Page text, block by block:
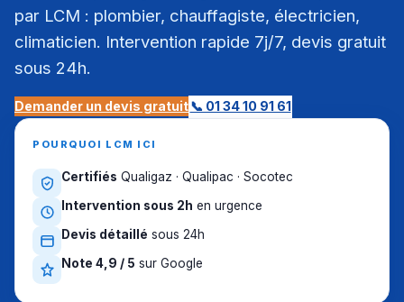
par LCM : plombier, chauffagiste, électricien,
climaticien. Intervention rapide 7j/7, devis gratuit
sous 24h.
Demander un devis gratuit📞 01 34 10 91 61
POURQUOI LCM ICI
Certifiés Qualigaz · Qualipac · Socotec
Intervention sous 2h en urgence
Devis détaillé sous 24h
Note 4,9 / 5 sur Google